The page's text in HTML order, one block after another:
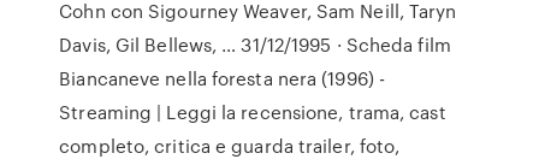
Cohn con Sigourney Weaver, Sam Neill, Taryn
Davis, Gil Bellews, … 31/12/1995 · Scheda film
Biancaneve nella foresta nera (1996) -
Streaming | Leggi la recensione, trama, cast
completo, critica e guarda trailer, foto,